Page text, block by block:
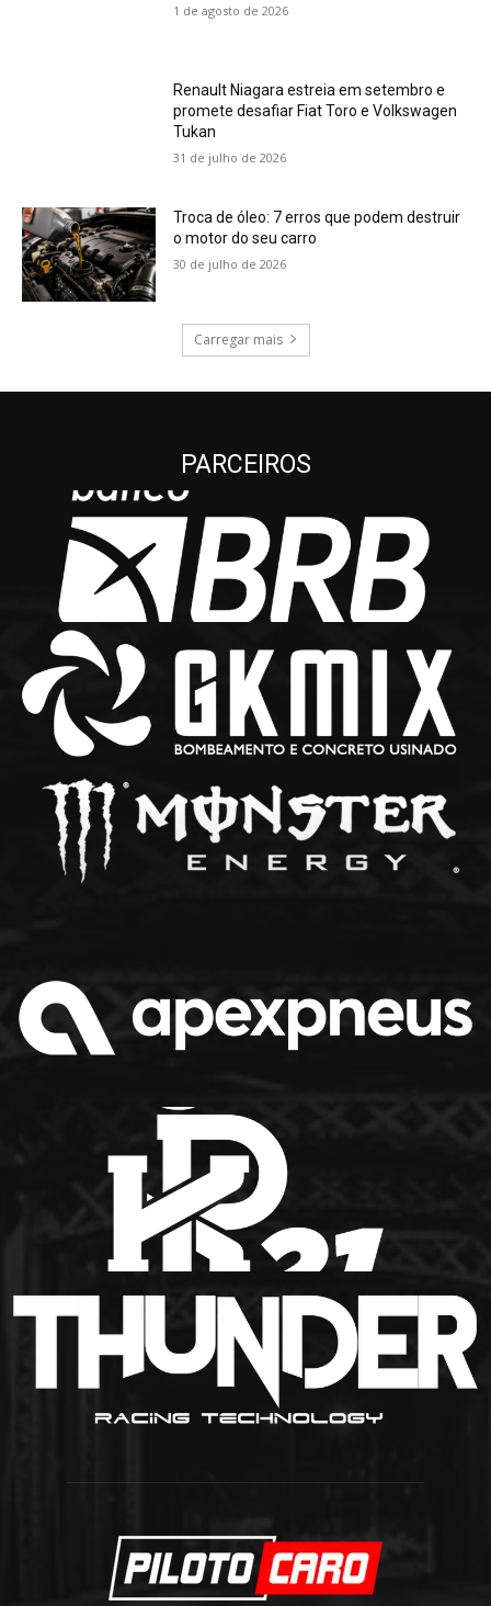
1 de agosto de 2026
Renault Niagara estreia em setembro e
promete desafiar Fiat Toro e Volkswagen
Tukan
31 de julho de 2026
Troca de óleo: 7 erros que podem destruir
o motor do seu carro
30 de julho de 2026
Carregar mais
PARCEIROS